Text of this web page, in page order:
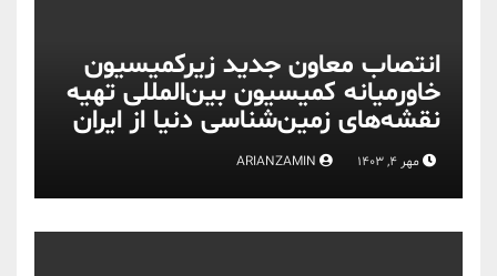
انتصاب معاون جدید زیرکمیسیون
خاورمیانه کمیسیون بین‌المللی تهیه
نقشه‌های زمین‌شناسی دنیا از ایران
مهر 4, 1403